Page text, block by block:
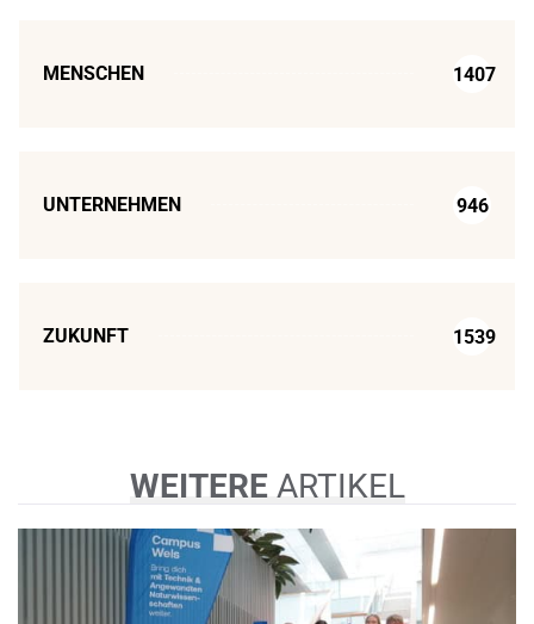
MENSCHEN 1407
UNTERNEHMEN 946
ZUKUNFT 1539
WEITEREARTIKEL